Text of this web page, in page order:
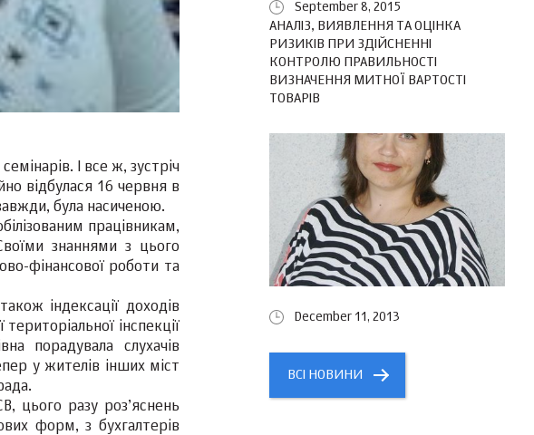
І все ж, зустріч
відбулася 16 червня в
була насиченою.
працівникам,
знаннями з цього
фінансової роботи та
індексації доходів
інспекції
порадувала слухачів
у жителів інших міст
цього разу роз’яснень
форм, з бухгалтерів
September 8, 2015
АНАЛІЗ, ВИЯВЛЕННЯ ТА ОЦІНКА
РИЗИКІВ ПРИ ЗДІЙСНЕННІ
КОНТРОЛЮ ПРАВИЛЬНОСТІ
ВИЗНАЧЕННЯ МИТНОЇ ВАРТОСТІ
ТОВАРІВ
December 11, 2013
ВСІ НОВИНИ